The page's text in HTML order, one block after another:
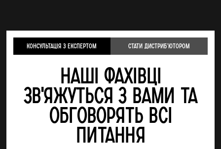
Консультація з експертом стати Дистрибʼютором
Наші фахівці
зв'яжуться з Вами та
обговорять всі
питання